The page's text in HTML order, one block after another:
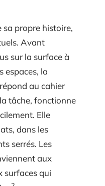
sa propre histoire,
Avant
sur la surface à
espaces, la
au cahier
tâche, fonctionne
Elle
dans les
serrés. Les
aux
surfaces qui